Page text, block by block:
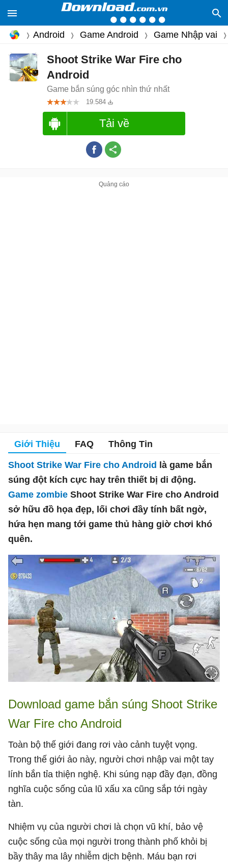
Android Game Android Game Nhập vai
Shoot Strike War Fire cho
Android
Game bắn súng góc nhìn thứ nhất
19.584
Tải về
Giới Thiệu FAQ Thông Tin
Shoot Strike War Fire cho Android là game bắn
súng đột kích cực hay trên thiết bị di động.
Game zombie Shoot Strike War Fire cho Android
sở hữu đồ họa đẹp, lối chơi đầy tính bất ngờ,
hứa hẹn mang tới game thủ hàng giờ chơi khó
quên.
Download game bắn súng Shoot Strike
War Fire cho Android
Toàn bộ thế giới đang rơi vào cảnh tuyệt vọng.
Trong thế giới ảo này, người chơi nhập vai một tay
lính bắn tỉa thiện nghệ. Khi súng nạp đầy đạn, đồng
nghĩa cuộc sống của lũ xấu xa cũng sắp tới ngày
tàn.
Nhiệm vụ của người chơi là chọn vũ khí, bảo vệ
cuộc sống của mọi người trong thành phố khỏi bị
bầy thây ma lây nhiễm dịch bệnh. Máu bạn rơi